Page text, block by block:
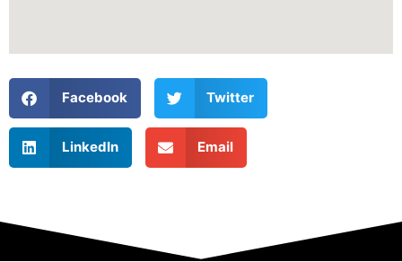
Facebook Twitter
LinkedIn Email